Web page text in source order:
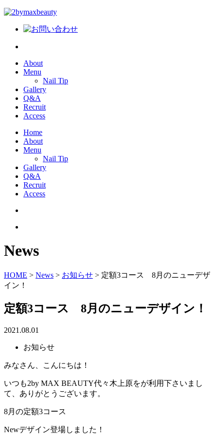
About
Menu
Nail Tip
Gallery
Q&A
Recruit
Access
Home
About
Menu
Nail Tip
Gallery
Q&A
Recruit
Access
News
HOME > News > お知らせ > 定額3コース 8月のニューデザ
イン！
定額3コース 8月のニューデザイン！
2021.08.01
お知らせ
みなさん、こんにちは！
いつも2by MAX BEAUTY代々木上原をが利用下さいまし
て、ありがとうございます。
8月の定額3コース
Newデザイン登場しました！